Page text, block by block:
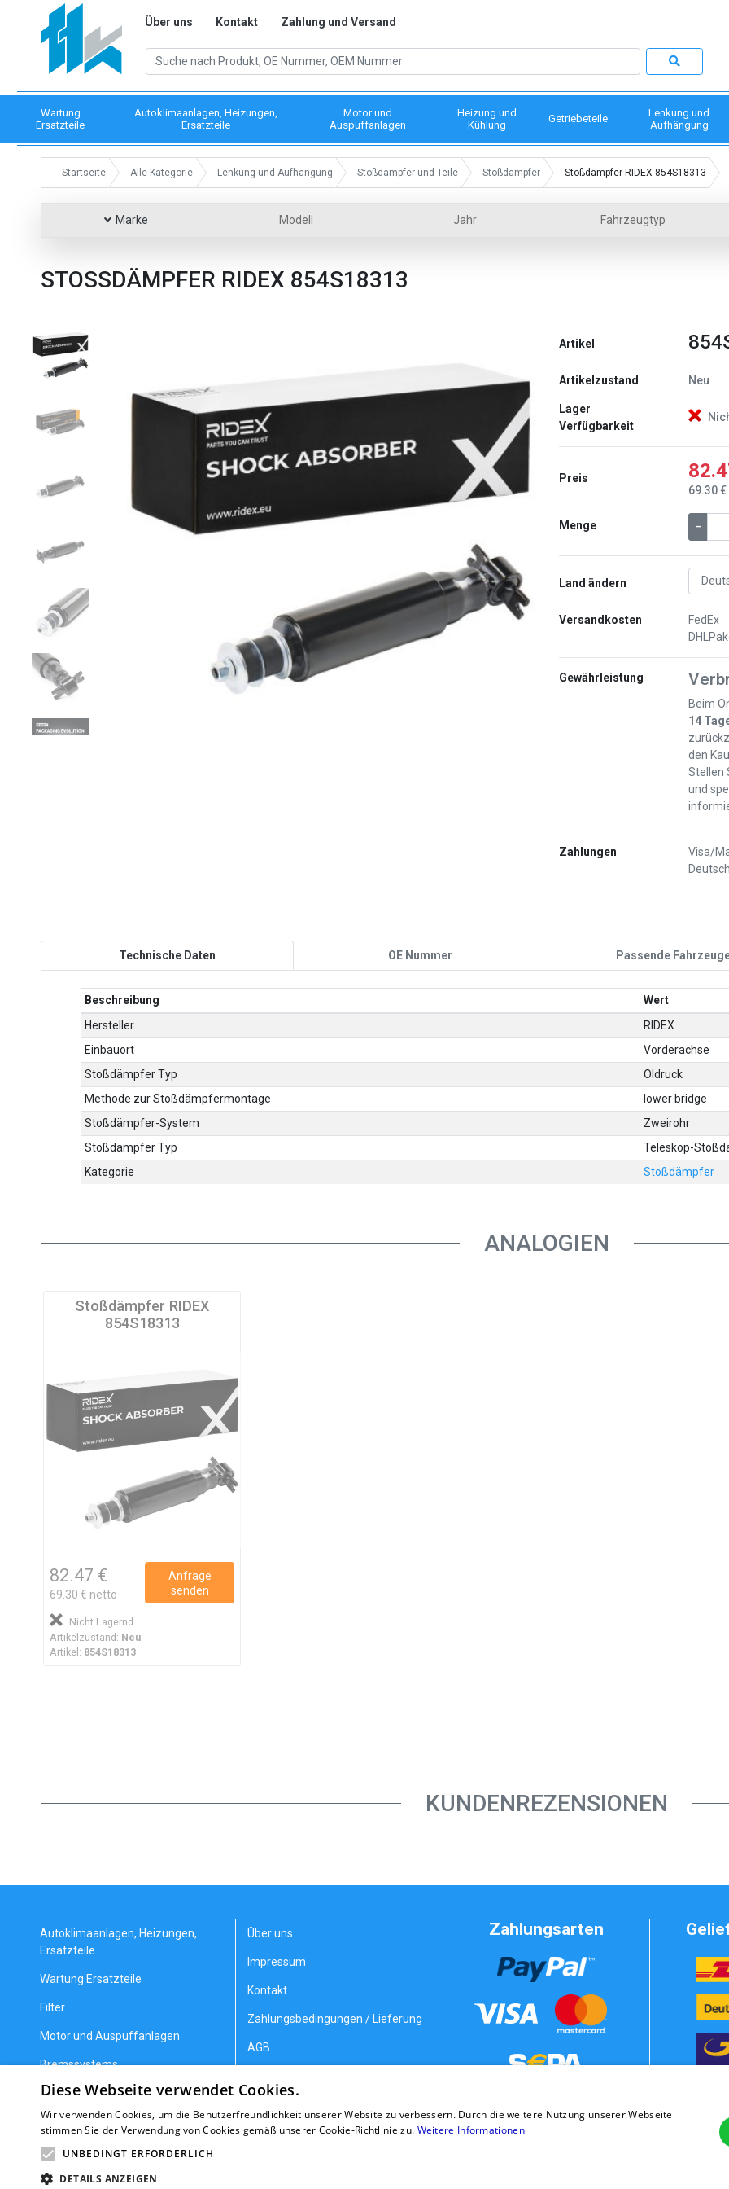
Über uns Kontakt Zahlung und Versand
Wartung
Ersatzteile
Autoklimaanlagen, Heizungen,
Ersatzteile
Motor und
Auspuffanlagen
Heizung und
Kühlung
Getriebeteile
Lenkung und
Aufhängung
Startseite Alle Kategorie Lenkung und Aufhängung Stoßdämpfer und Teile Stoßdämpfer Stoßdämpfer RIDEX 854S18313
Marke Modell Jahr Fahrzeugtyp
STOSSDÄMPFER RIDEX 854S18313
Artikel
Artikelzustand Neu
Lager
Verfügbarkeit
Preis
69.30
Menge –
Land ändern
Versandkosten
FedEx
Gewährleistung
Beim
14
den
Stellen
und
Zahlungen
Visa/
Technische Daten OE Nummer Passende
Beschreibung
Wert
Hersteller
RIDEX
Einbauort
Vorderachse
Stoßdämpfer Typ
Öldruck
Methode zur Stoßdämpfermontage
lower bridge
Stoßdämpfer-System
Zweirohr
Stoßdämpfer Typ
Teleskop-
Kategorie
Stoßdämpfer
ANALOGIEN
Stoßdämpfer RIDEX
854S18313
82.47 €
69.30 € netto
Anfrage
senden
Nicht Lagernd
Artikelzustand: Neu
Artikel: 854S18313
KUNDENREZENSIONEN
Autoklimaanlagen, Heizungen,
Ersatzteile
Wartung Ersatzteile
Filter
Motor und Auspuffanlagen
Bremssystems
Lenkung und Aufhängung
Getriebeteile
Heizung und Kühlung
Über uns
Impressum
Kontakt
Zahlungsbedingungen / Lieferung
AGB
Erstattung/Gewährleistung
Zahlungsarten
Diese Webseite verwendet Cookies.
Wir verwenden Cookies, um die Benutzerfreundlichkeit unserer Website zu verbessern. Durch die weitere Nutzung unserer Webseite
stimmen Sie der Verwendung von Cookies gemäß unserer Cookie-Richtlinie zu. Weitere Informationen
UNBEDINGT ERFORDERLICH
DETAILS ANZEIGEN